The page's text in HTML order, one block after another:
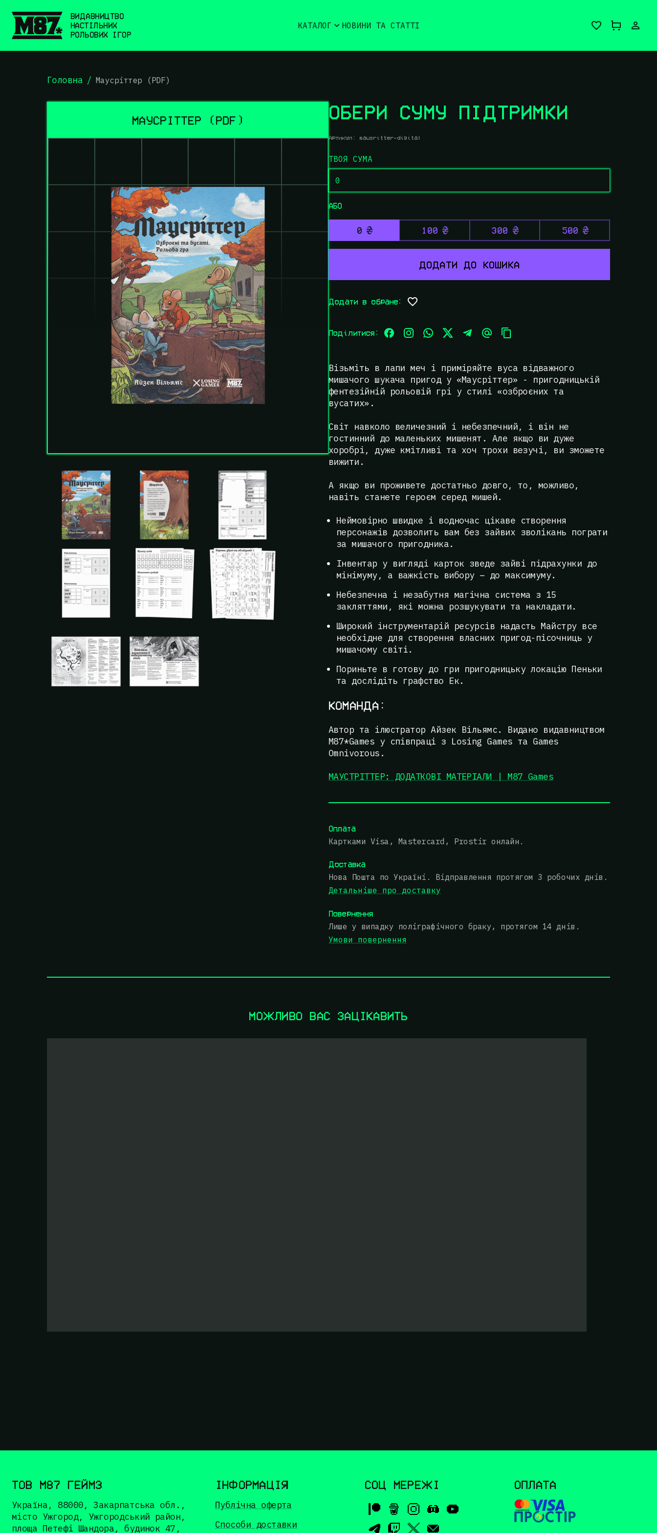
ВИДАВНИЦТВО
НАСТІЛЬНИХ
РОЛЬОВИХ ІГОР
КАТАЛОГ НОВИНИ ТА СТАТТІ
Головна / Маусріттер (PDF)
МАУСРІТТЕР (PDF) ОБЕРИ СУМУ ПІДТРИМКИ
Артикул: mausritter-digital
ТВОЯ СУМА
АБО
0 100 300 500
ДОДАТИ ДО КОШИКА
Додати в обране:
Поділитися:
Візьміть в лапи меч і приміряйте вуса відважного
мишачого шукача пригод у «Маусріттер» - пригодницькій
фентезійній рольовій грі у стилі «озброєних та
вусатих».
Світ навколо величезний і небезпечний, і він не
гостинний до маленьких мишенят. Але якщо ви дуже
хоробрі, дуже кмітливі та хоч трохи везучі, ви зможете
вижити.
А якщо ви проживете достатньо довго, то, можливо,
навіть станете героєм серед мишей.
Неймовірно швидке і водночас цікаве створення
персонажів дозволить вам без зайвих зволікань пограти
за мишачого пригодника.
Інвентар у вигляді карток зведе зайві підрахунки до
мінімуму, а важкість вибору – до максимуму.
Небезпечна і незабутня магічна система з 15
закляттями, які можна розшукувати та накладати.
Широкий інструментарій ресурсів надасть Майстру все
необхідне для створення власних пригод-пісочниць у
мишачому світі.
Пориньте в готову до гри пригодницьку локацію Пеньки
та дослідіть графство Ек.
КОМАНДА:
Автор та ілюстратор Айзек Вільямс. Видано видавництвом
M87*Games у співпраці з Losing Games та Games
Omnivorous.
МАУСТРІТТЕР: ДОДАТКОВІ МАТЕРІАЛИ | M87 Games
Оплата
Картками Visa, Mastercard, Prostir онлайн.
Доставка
Нова Пошта по Україні. Відправлення протягом 3 робочих днів.
Детальніше про доставку
Повернення
Лише у випадку поліграфічного браку, протягом 14 днів.
Умови повернення
МОЖЛИВО ВАС ЗАЦІКАВИТЬ
ТОВ М87 ГЕЙМЗ
Україна, 88000, Закарпатська обл.,
місто Ужгород, Ужгородський район,
площа Петефі Шандора, будинок 47,
ІНФОРМАЦІЯ
Публічна оферта
Способи доставки
СОЦ МЕРЕЖІ ОПЛАТА